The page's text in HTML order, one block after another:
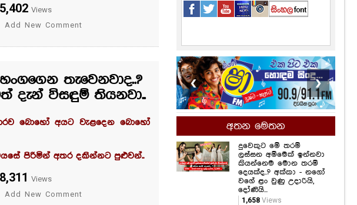
5,402 Views
Add New Comment
තැවෙනවාද..?
දැන් විසඳුම් තියනවා..
බොහෝ අයට වැළදෙන බොහෝ
පිරිමින් අතර දකින්නට පුළුවන්..
8,311 Views
Add New Comment
❮ ❯
අතන මෙතන
දුවෙකුට මේ තරම්
ලස්සන අම්මෙක් ඉන්නවා
කියන්නෙම මොන තරම්
දෙයක්ද..? අක්කා - නගෝ
වගේ ළං වුණු උදාරියි,
දෝණියි...
1,658 Views